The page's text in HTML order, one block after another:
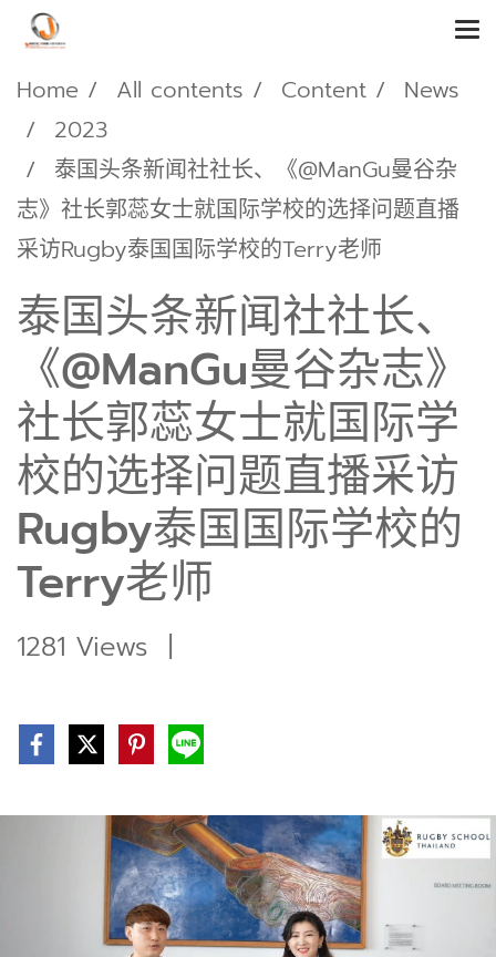
Home All contents Content
News
2023
泰国头条新闻社社长、《@ManGu曼谷杂
志》社长郭蕊女士就国际学校的选择问题直播
采访Rugby泰国国际学校的Terry老师
泰国头条新闻社社长、
《@ManGu曼谷杂志》
社长郭蕊女士就国际学
校的选择问题直播采访
Rugby泰国国际学校的
Terry老师
1281 Views |